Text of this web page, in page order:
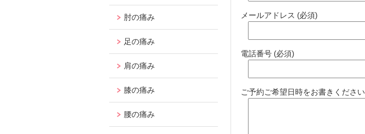
メールアドレス (必須)
電話番号 (必須)
ご予約ご希望日時をお書きください
肘の痛み
足の痛み
肩の痛み
膝の痛み
腰の痛み